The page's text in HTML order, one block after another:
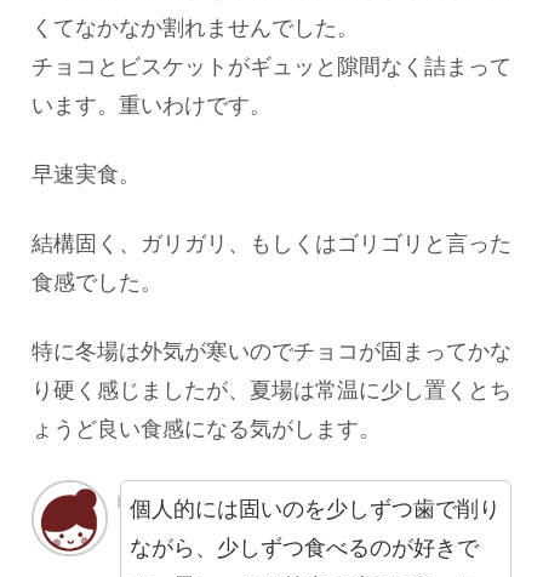
くてなかなか割れませんでした。
チョコとビスケットがギュッと隙間なく詰まって
います。重いわけです。
早速実食。
結構固く、ガリガリ、もしくはゴリゴリと言った
食感でした。
特に冬場は外気が寒いのでチョコが固まってかな
り硬く感じましたが、夏場は常温に少し置くとち
ょうど良い食感になる気がします。
個人的には固いのを少しずつ歯で削り
ながら、少しずつ食べるのが好きで